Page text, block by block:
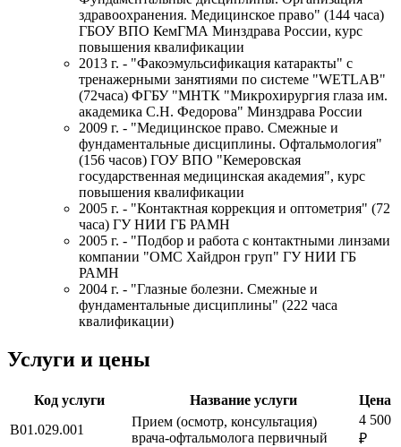
здравоохранения. Медицинское право" (144 часа)
ГБОУ ВПО КемГМА Минздрава России, курс
повышения квалификации
2013 г. - "Факоэмульсификация катаракты" с
тренажерными занятиями по системе "WETLAB"
(72часа) ФГБУ "МНТК "Микрохирургия глаза им.
академика С.Н. Федорова" Минздрава России
2009 г. - "Медицинское право. Смежные и
фундаментальные дисциплины. Офтальмология"
(156 часов) ГОУ ВПО "Кемеровская
государственная медицинская академия", курс
повышения квалификации
2005 г. - "Контактная коррекция и оптометрия" (72
часа) ГУ НИИ ГБ РАМН
2005 г. - "Подбор и работа с контактными линзами
компании "ОМС Хайдрон груп" ГУ НИИ ГБ
РАМН
2004 г. - "Глазные болезни. Смежные и
фундаментальные дисциплины" (222 часа
квалификации)
Услуги и цены
Код услуги Название услуги
Цена
B01.029.001
Прием (осмотр, консультация)
врача-офтальмолога первичный
4 500
₽